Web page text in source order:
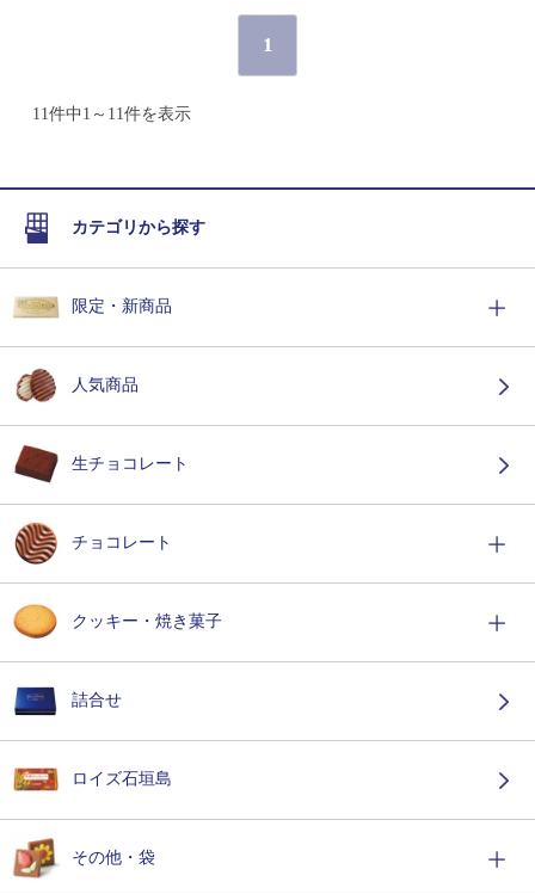
1
11件中1～11件を表示
カテゴリから探す
限定・新商品
人気商品
生チョコレート
チョコレート
クッキー・焼き菓子
詰合せ
ロイズ石垣島
その他・袋